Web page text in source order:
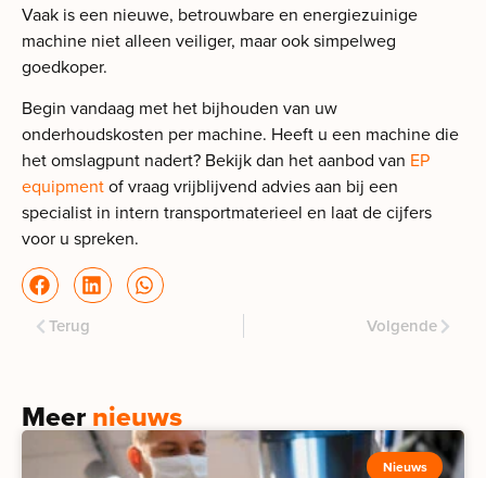
Vaak is een nieuwe, betrouwbare en energiezuinige
machine niet alleen veiliger, maar ook simpelweg
goedkoper.
Begin vandaag met het bijhouden van uw
onderhoudskosten per machine. Heeft u een machine die
het omslagpunt nadert? Bekijk dan het aanbod van EP
equipmentof vraag vrijblijvend advies aan bij een
specialist in intern transportmaterieel en laat de cijfers
voor u spreken.
Terug Volgende
Meernieuws
Nieuws